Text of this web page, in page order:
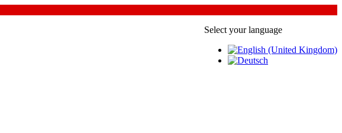
Select your language